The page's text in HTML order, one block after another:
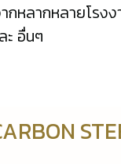
กหลากหลายโรง
อื่นๆ